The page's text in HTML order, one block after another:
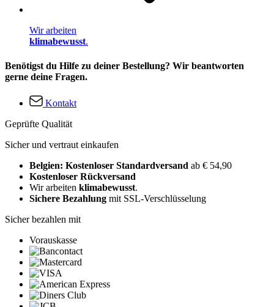
Wir arbeiten
klimabewusst.
Benötigst du Hilfe zu deiner Bestellung? Wir beantworten
gerne deine Fragen.
Kontakt
Geprüfte Qualität
Sicher und vertraut einkaufen
Belgien: Kostenloser Standardversand ab € 54,90
Kostenloser Rückversand
Wir arbeiten klimabewusst.
Sichere Bezahlung mit SSL-Verschlüsselung
Sicher bezahlen mit
Vorauskasse